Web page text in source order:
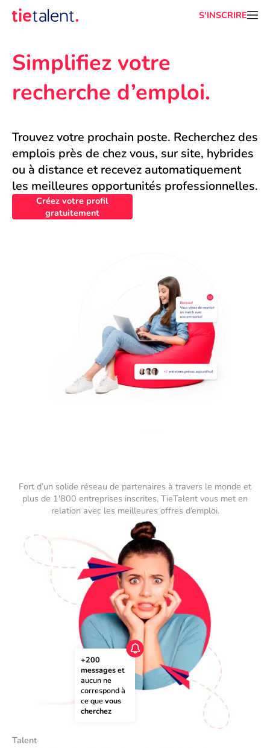
S'INSCRIRE
Simplifiez votre
recherche d’emploi.
Trouvez votre prochain poste. Recherchez des
emplois près de chez vous, sur site, hybrides
ou à distance et recevez automatiquement
les meilleures opportunités professionnelles.
Créez votre profil
gratuitement
Fort d’un solide réseau de partenaires à travers le monde et
plus de 1'800 entreprises inscrites, TieTalent vous met en
relation avec les meilleures offres d’emploi.
+200
messages et
aucun ne
correspond à
ce que vous
cherchez
Talent